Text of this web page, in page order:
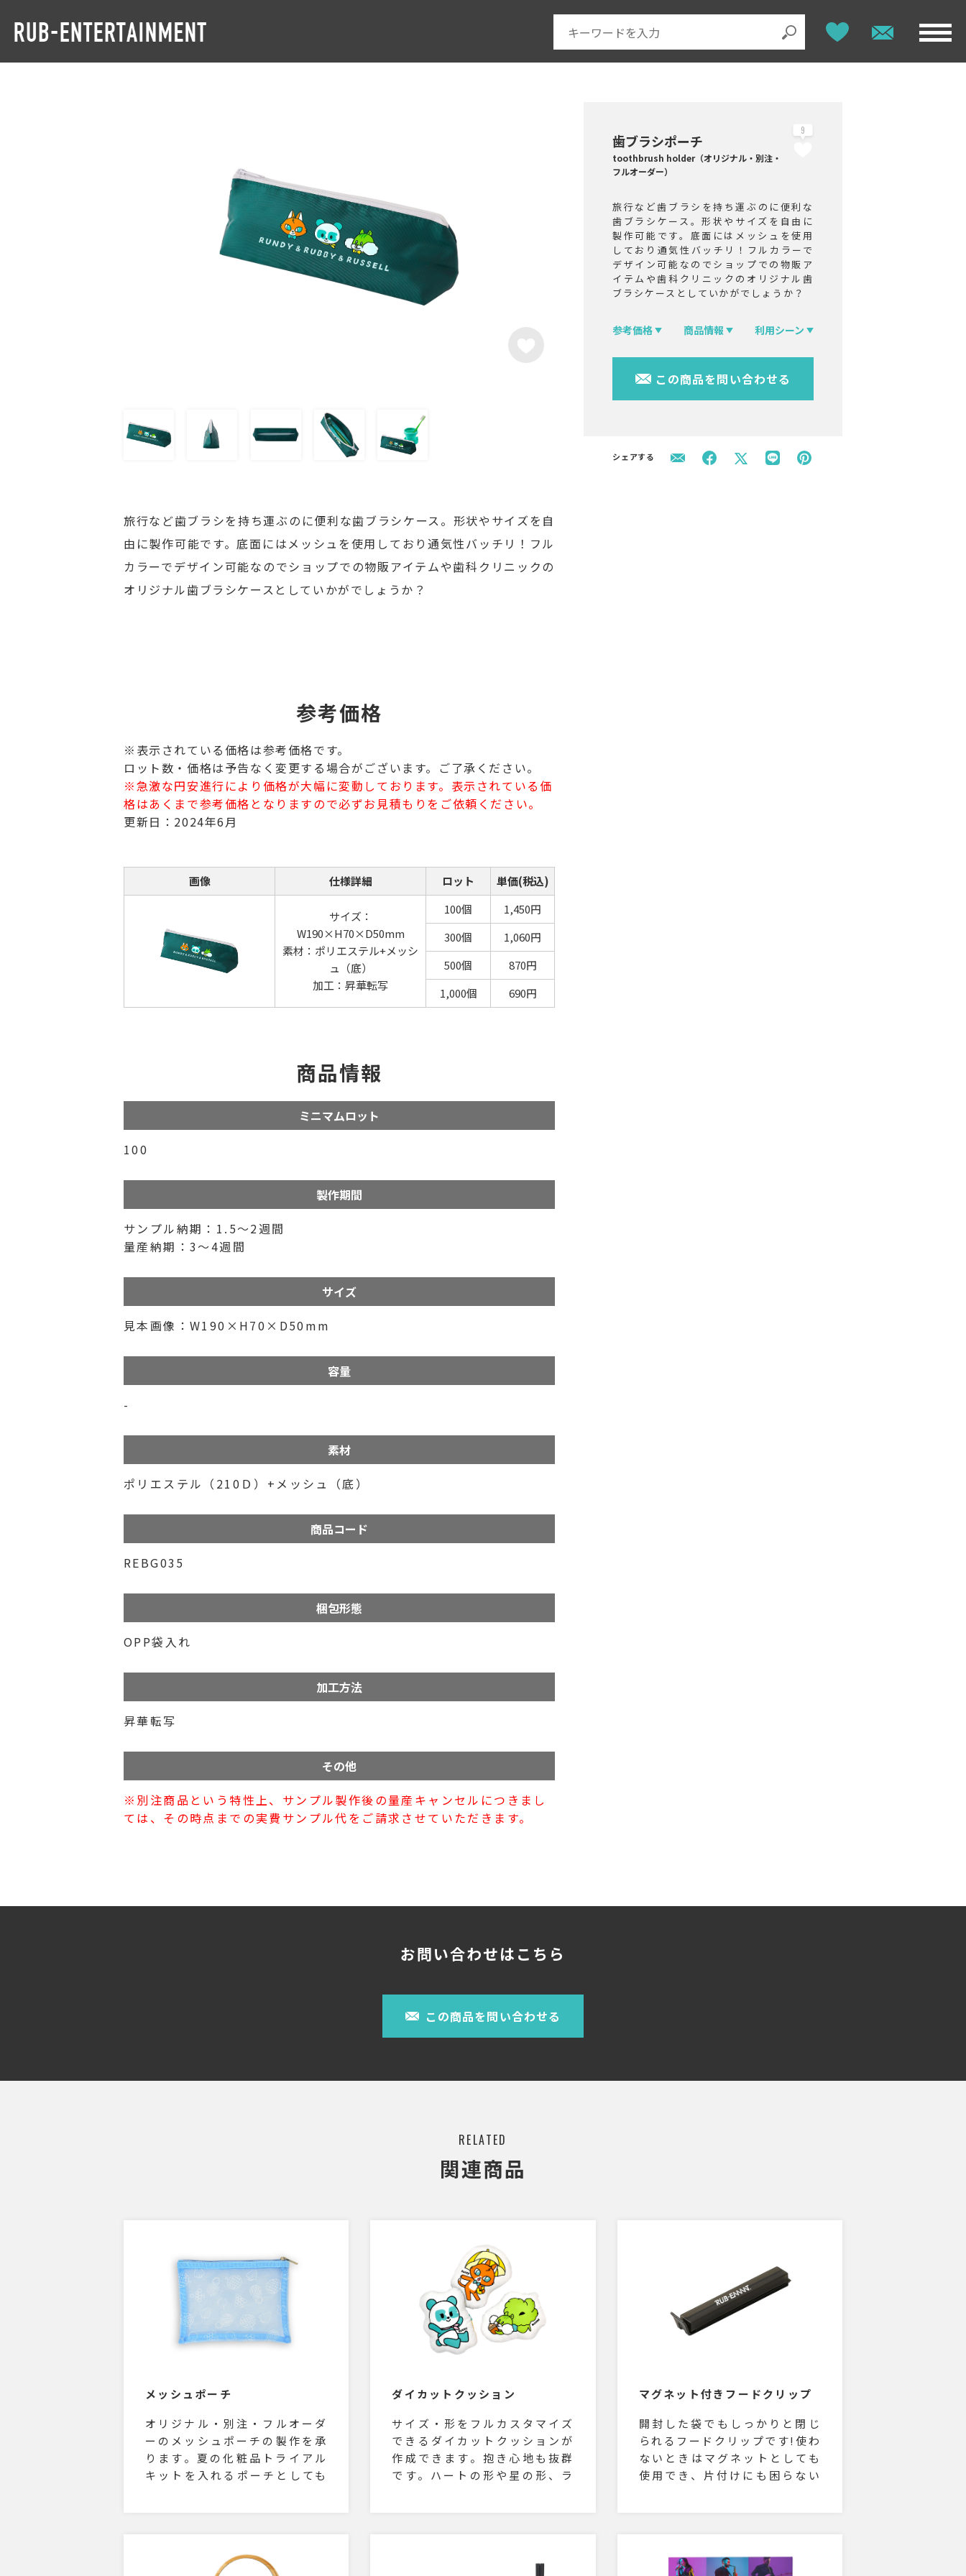
歯ブラシポーチ
toothbrush holder（オリジナル・別注・
フルオーダー）
9
旅行など歯ブラシを持ち運ぶのに便利な
歯ブラシケース。形状やサイズを自由に
製作可能です。底面にはメッシュを使用
しており通気性バッチリ！フルカラーで
デザイン可能なのでショップでの物販ア
イテムや歯科クリニックのオリジナル歯
ブラシケースとしていかがでしょうか？
参考価格 商品情報 利用シーン
この商品を問い合わせる
シェアする
旅行など歯ブラシを持ち運ぶのに便利な歯ブラシケース。形状やサイズを自
由に製作可能です。底面にはメッシュを使用しており通気性バッチリ！フル
カラーでデザイン可能なのでショップでの物販アイテムや歯科クリニックの
オリジナル歯ブラシケースとしていかがでしょうか？
参考価格
※表示されている価格は参考価格です。
ロット数・価格は予告なく変更する場合がございます。ご了承ください。
※急激な円安進行により価格が大幅に変動しております。表示されている価
格はあくまで参考価格となりますので必ずお見積もりをご依頼ください。
更新日：2024年6月
画像 仕様詳細 ロット 単価(税込)
サイズ：
W190×H70×D50mm
素材：ポリエステル+メッシ
ュ（底）
加工：昇華転写
100個
1,450円
300個
1,060円
500個
870円
1,000個
690円
商品情報
ミニマムロット
100
製作期間
サンプル納期：1.5～2週間
量産納期：3～4週間
サイズ
見本画像：W190×H70×D50mm
容量
-
素材
ポリエステル（210Ｄ）+メッシュ（底）
商品コード
REBG035
梱包形態
OPP袋入れ
加工方法
昇華転写
その他
※別注商品という特性上、サンプル製作後の量産キャンセルにつきまし
ては、その時点までの実費サンプル代をご請求させていただきます。
お問い合わせはこちら
この商品を問い合わせる
RELATED
関連商品
メッシュポーチ
オリジナル・別注・フルオーダ
ーのメッシュポーチの製作を承
ります。夏の化粧品トライアル
キットを入れるポーチとしても
ダイカットクッション
サイズ・形をフルカスタマイズ
できるダイカットクッションが
作成できます。抱き心地も抜群
です。ハートの形や星の形、ラ
大きいクッションまで自由自在
マグネット付きフードクリップ
開封した袋でもしっかりと閉じ
られるフードクリップです!使わ
ないときはマグネットとしても
使用でき、片付けにも困らない